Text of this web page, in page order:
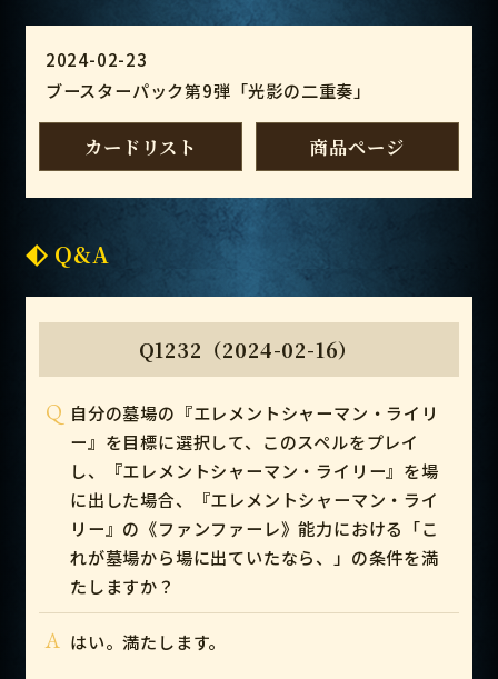
2024-02-23
ブースターパック第9弾「光影の二重奏」
カードリスト 商品ページ
Q&A
Q1232（2024-02-16）
Q 自分の墓場の『エレメントシャーマン・ライリ
ー』を目標に選択して、このスペルをプレイ
し、『エレメントシャーマン・ライリー』を場
に出した場合、『エレメントシャーマン・ライ
リー』の《ファンファーレ》能力における「こ
れが墓場から場に出ていたなら、」の条件を満
たしますか？
A はい。満たします。